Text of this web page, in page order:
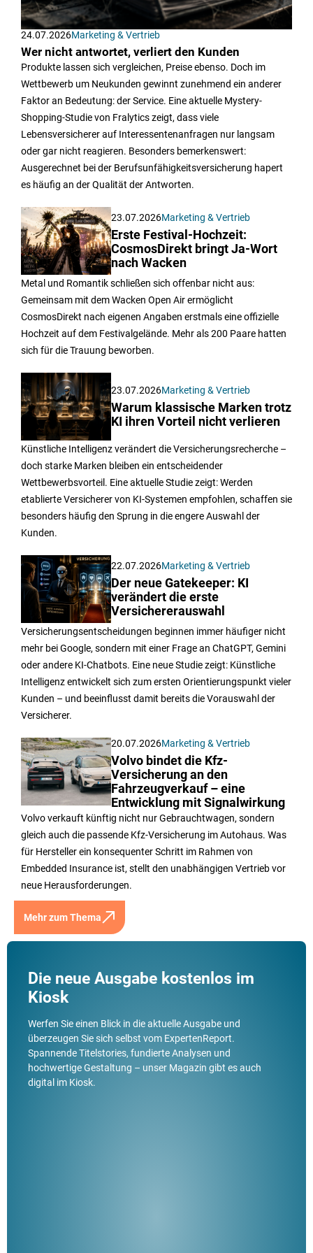
24.07.2026Marketing & Vertrieb
Wer nicht antwortet, verliert den Kunden
Produkte lassen sich vergleichen, Preise ebenso. Doch im
Wettbewerb um Neukunden gewinnt zunehmend ein anderer
Faktor an Bedeutung: der Service. Eine aktuelle Mystery-
Shopping-Studie von Fralytics zeigt, dass viele
Lebensversicherer auf Interessentenanfragen nur langsam
oder gar nicht reagieren. Besonders bemerkenswert:
Ausgerechnet bei der Berufsunfähigkeitsversicherung hapert
es häufig an der Qualität der Antworten.
23.07.2026Marketing & Vertrieb
Erste Festival-Hochzeit:
CosmosDirekt bringt Ja-Wort
nach Wacken
Metal und Romantik schließen sich offenbar nicht aus:
Gemeinsam mit dem Wacken Open Air ermöglicht
CosmosDirekt nach eigenen Angaben erstmals eine offizielle
Hochzeit auf dem Festivalgelände. Mehr als 200 Paare hatten
sich für die Trauung beworben.
23.07.2026Marketing & Vertrieb
Warum klassische Marken trotz
KI ihren Vorteil nicht verlieren
Künstliche Intelligenz verändert die Versicherungsrecherche –
doch starke Marken bleiben ein entscheidender
Wettbewerbsvorteil. Eine aktuelle Studie zeigt: Werden
etablierte Versicherer von KI-Systemen empfohlen, schaffen sie
besonders häufig den Sprung in die engere Auswahl der
Kunden.
22.07.2026Marketing & Vertrieb
Der neue Gatekeeper: KI
verändert die erste
Versichererauswahl
Versicherungsentscheidungen beginnen immer häufiger nicht
mehr bei Google, sondern mit einer Frage an ChatGPT, Gemini
oder andere KI-Chatbots. Eine neue Studie zeigt: Künstliche
Intelligenz entwickelt sich zum ersten Orientierungspunkt vieler
Kunden – und beeinflusst damit bereits die Vorauswahl der
Versicherer.
20.07.2026Marketing & Vertrieb
Volvo bindet die Kfz-
Versicherung an den
Fahrzeugverkauf – eine
Entwicklung mit Signalwirkung
Volvo verkauft künftig nicht nur Gebrauchtwagen, sondern
gleich auch die passende Kfz-Versicherung im Autohaus. Was
für Hersteller ein konsequenter Schritt im Rahmen von
Embedded Insurance ist, stellt den unabhängigen Vertrieb vor
neue Herausforderungen.
Mehr zum Thema
Die neue Ausgabe kostenlos im
Kiosk
Werfen Sie einen Blick in die aktuelle Ausgabe und
überzeugen Sie sich selbst vom ExpertenReport.
Spannende Titelstories, fundierte Analysen und
hochwertige Gestaltung – unser Magazin gibt es auch
digital im Kiosk.